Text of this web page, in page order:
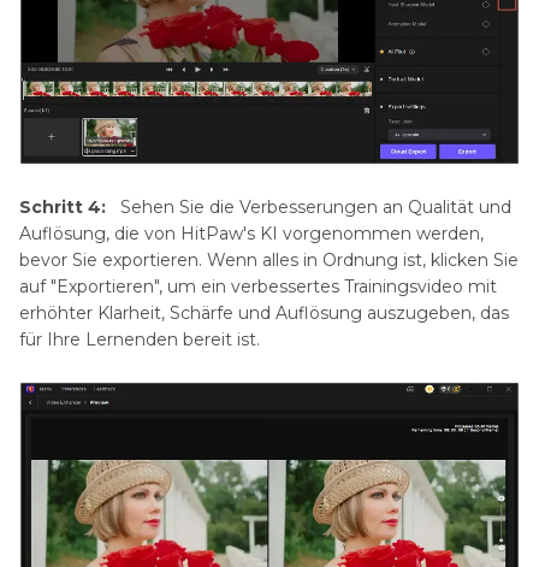
Schritt 4:
Sehen Sie die Verbesserungen an Qualität und
Auflösung, die von HitPaw's KI vorgenommen werden,
bevor Sie exportieren. Wenn alles in Ordnung ist, klicken Sie
auf "Exportieren", um ein verbessertes Trainingsvideo mit
erhöhter Klarheit, Schärfe und Auflösung auszugeben, das
für Ihre Lernenden bereit ist.